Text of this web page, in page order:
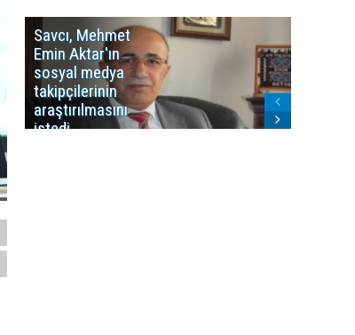
Savcı, Mehmet
Emin Aktar'ın
sosyal medya
takipçilerinin
araştırılmasını
istedi